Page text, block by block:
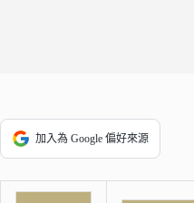
加入為 Google 偏好來源